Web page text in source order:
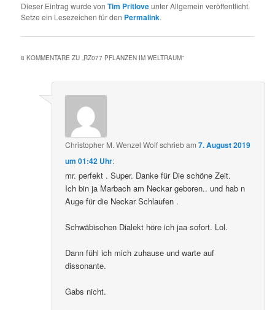
Dieser Eintrag wurde vonTim Pritloveunter Allgemein veröffentlicht.
Setze ein Lesezeichen für den Permalink.
8 KOMMENTARE ZU „ RZ077 PFLANZEN IM WELTRAUM“
Christopher M. Wenzel Wolfschriebam7. August 2019
um 01:42 Uhr:
mr. perfekt . Super. Danke für Die schöne Zeit.
Ich bin ja Marbach am Neckar geboren.. und hab n
Auge für die Neckar Schlaufen .
Schwäbischen Dialekt höre ich jaa sofort. Lol.
Dann fühl ich mich zuhause und warte auf
dissonante.
Gabs nicht.